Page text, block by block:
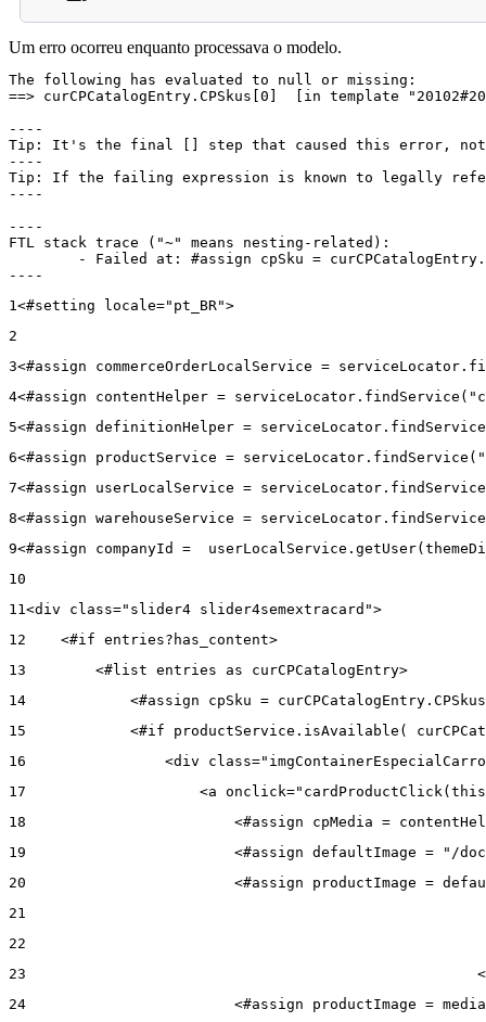
Um erro ocorreu enquanto processava o modelo.
The following has evaluated to null or missing:
==> curCPCatalogEntry.CPSkus[0]  [in template
----
Tip: It's the final [] step that caused this error,
----
Tip: If the failing expression is known to legally refer
----
----
FTL stack trace ("~" means nesting-related):
----
1 <#setting locale="pt_BR">
2
3<#assign commerceOrderLocalService =
4<#assign contentHelper =
5<#assign definitionHelper =
6<#assign productService =
7<#assign userLocalService =
8<#assign warehouseService =
9<#assign companyId =
10
11 <div class="slider4 slider4semextracard">
12
    <#if entries?has_content>
13
        <#list entries as curCPCatalogEntry>
14
<#assign cpSku =
15
<#if productService.isAvailable(
16
<div
17
<a
18
<#assign cpMedia =
19
<#assign defaultImage = "/
20
<#assign productImage =
21
22
23
24
<#assign productImage =